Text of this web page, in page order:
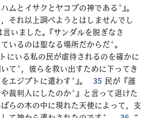
ムとイサクとヤコブの神である+』。
それ以上調べようとはしませんでし
いました。『サンダルを脱ぎなさ
いるのは聖なる場所だからだ+。
にいる私の民が虐待されるのを確かに
て+，彼らを救い出すために下ってき
エジプトに遣わす+』。 35 民が『誰
裁判人にしたのか+』と言って退けた
らの木の中に現れた天使によって，支